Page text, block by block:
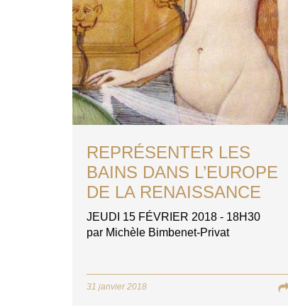
REPRÉSENTER LES
BAINS DANS L’EUROPE
DE LA RENAISSANCE
JEUDI 15 FÉVRIER 2018 - 18H30
par Michèle Bimbenet-Privat
31 janvier 2018